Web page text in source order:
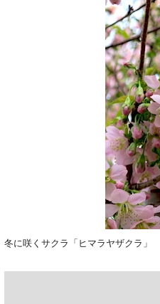
冬に咲くサクラ「ヒマラヤザクラ」